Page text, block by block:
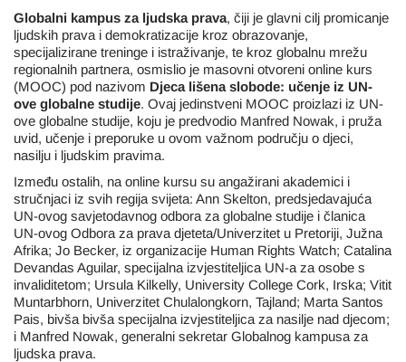
Globalni kampus za ljudska prava, čiji je glavni cilj promicanje
ljudskih prava i demokratizacije kroz obrazovanje,
specijalizirane treninge i istraživanje, te kroz globalnu mrežu
regionalnih partnera, osmislio je masovni otvoreni online kurs
(MOOC) pod nazivom Djeca lišena slobode: učenje iz UN-
ove globalne studije. Ovaj jedinstveni MOOC proizlazi iz UN-
ove globalne studije, koju je predvodio Manfred Nowak, i pruža
uvid, učenje i preporuke u ovom važnom području o djeci,
nasilju i ljudskim pravima.
Između ostalih, na online kursu su angažirani akademici i
stručnjaci iz svih regija svijeta: Ann Skelton, predsjedavajuća
UN-ovog savjetodavnog odbora za globalne studije i članica
UN-ovog Odbora za prava djeteta/Univerzitet u Pretoriji, Južna
Afrika; Jo Becker, iz organizacije Human Rights Watch; Catalina
Devandas Aguilar, specijalna izvjestiteljica UN-a za osobe s
invaliditetom; Ursula Kilkelly, University College Cork, Irska; Vitit
Muntarbhorn, Univerzitet Chulalongkorn, Tajland; Marta Santos
Pais, bivša bivša specijalna izvjestiteljica za nasilje nad djecom;
i Manfred Nowak, generalni sekretar Globalnog kampusa za
ljudska prava.